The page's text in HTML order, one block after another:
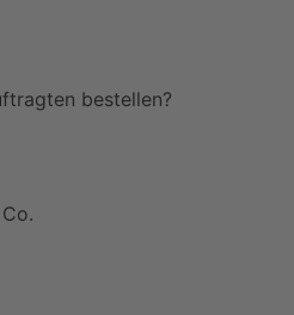
bestellen?